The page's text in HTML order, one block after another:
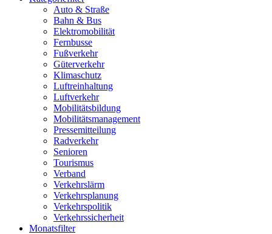
Auto & Straße
Bahn & Bus
Elektromobilität
Fernbusse
Fußverkehr
Güterverkehr
Klimaschutz
Luftreinhaltung
Luftverkehr
Mobilitätsbildung
Mobilitätsmanagement
Pressemitteilung
Radverkehr
Senioren
Tourismus
Verband
Verkehrslärm
Verkehrsplanung
Verkehrspolitik
Verkehrssicherheit
Monatsfilter